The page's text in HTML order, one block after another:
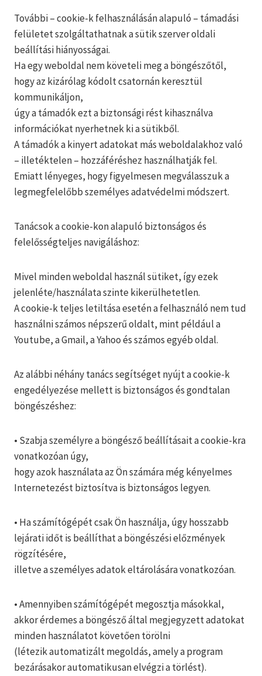
További – cookie-k felhasználásán alapuló – támadási
felületet szolgáltathatnak a sütik szerver oldali
beállítási hiányosságai.
Ha egy weboldal nem követeli meg a böngészőtől,
hogy az kizárólag kódolt csatornán keresztül
kommunikáljon,
úgy a támadók ezt a biztonsági rést kihasználva
információkat nyerhetnek ki a sütikből.
A támadók a kinyert adatokat más weboldalakhoz való
– illetéktelen – hozzáféréshez használhatják fel.
Emiatt lényeges, hogy figyelmesen megválasszuk a
legmegfelelőbb személyes adatvédelmi módszert.
Tanácsok a cookie-kon alapuló biztonságos és
felelősségteljes navigáláshoz:
Mivel minden weboldal használ sütiket, így ezek
jelenléte/használata szinte kikerülhetetlen.
A cookie-k teljes letiltása esetén a felhasználó nem tud
használni számos népszerű oldalt, mint például a
Youtube, a Gmail, a Yahoo és számos egyéb oldal.
Az alábbi néhány tanács segítséget nyújt a cookie-k
engedélyezése mellett is biztonságos és gondtalan
böngészéshez:
• Szabja személyre a böngésző beállításait a cookie-kra
vonatkozóan úgy,
hogy azok használata az Ön számára még kényelmes
Internetezést biztosítva is biztonságos legyen.
• Ha számítógépét csak Ön használja, úgy hosszabb
lejárati időt is beállíthat a böngészési előzmények
rögzítésére,
illetve a személyes adatok eltárolására vonatkozóan.
• Amennyiben számítógépét megosztja másokkal,
akkor érdemes a böngésző által megjegyzett adatokat
minden használatot követően törölni
(létezik automatizált megoldás, amely a program
bezárásakor automatikusan elvégzi a törlést).